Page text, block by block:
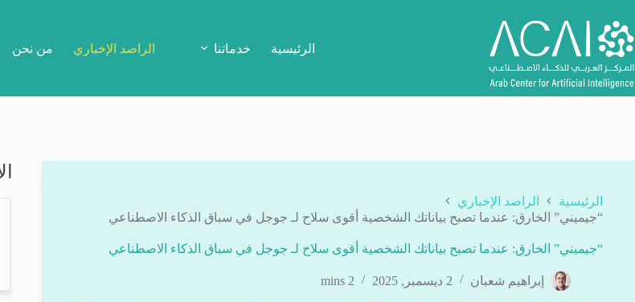
إلى
المحتوى
الرئيسية خدماتنا الراصد الإخباري من نحن
الرئيسية
الراصد الإخباري
“جيميني” الخارق: عندما تصبح بياناتك الشخصية أقوى سلاح لـ جوجل في سباق الذكاء الاصطناعي
“جيميني” الخارق: عندما تصبح بياناتك الشخصية أقوى سلاح لـ جوجل في سباق الذكاء الاصطناعي
إبراهيم شعبان 2 ديسمبر, 2025 2 mins